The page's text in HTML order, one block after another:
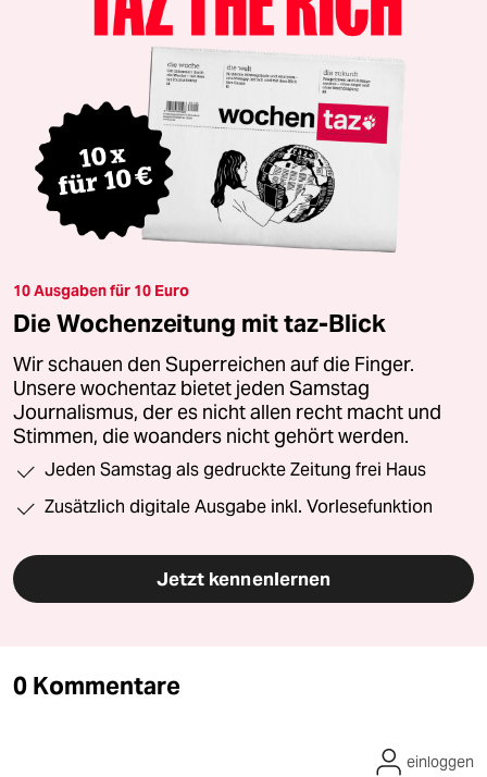
10 Ausgaben für 10 Euro
Die Wochenzeitung mit taz-Blick
Wir schauen den Superreichen auf die Finger.
Unsere wochentaz bietet jeden Samstag
Journalismus, der es nicht allen recht macht und
Stimmen, die woanders nicht gehört werden.
Jeden Samstag als gedruckte Zeitung frei Haus
Zusätzlich digitale Ausgabe inkl. Vorlesefunktion
Jetzt kennenlernen
0 Kommentare
einloggen